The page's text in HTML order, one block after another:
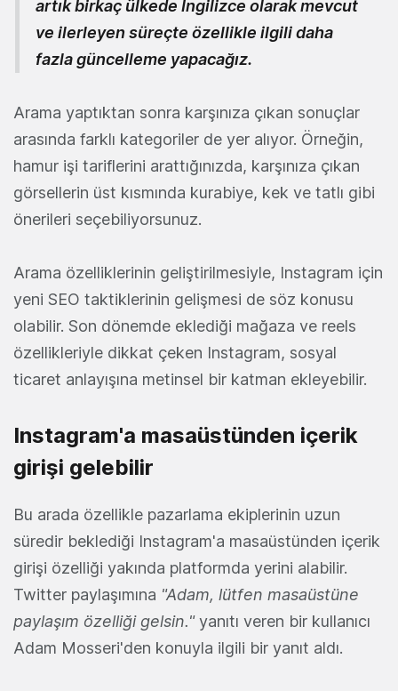
artık birkaç ülkede İngilizce olarak mevcut
ve ilerleyen süreçte özellikle ilgili daha
fazla güncelleme yapacağız.
Arama yaptıktan sonra karşınıza çıkan sonuçlar
arasında farklı kategoriler de yer alıyor. Örneğin,
hamur işi tariflerini arattığınızda, karşınıza çıkan
görsellerin üst kısmında kurabiye, kek ve tatlı gibi
önerileri seçebiliyorsunuz.
Arama özelliklerinin geliştirilmesiyle, Instagram için
yeni SEO taktiklerinin gelişmesi de söz konusu
olabilir. Son dönemde eklediği mağaza ve reels
özellikleriyle dikkat çeken Instagram, sosyal
ticaret anlayışına metinsel bir katman ekleyebilir.
Instagram'a masaüstünden içerik
girişi gelebilir
Bu arada özellikle pazarlama ekiplerinin uzun
süredir beklediği Instagram'a masaüstünden içerik
girişi özelliği yakında platformda yerini alabilir.
Twitter paylaşımına "Adam, lütfen masaüstüne
paylaşım özelliği gelsin."yanıtı veren bir kullanıcı
Adam Mosseri'den konuyla ilgili bir yanıt aldı.